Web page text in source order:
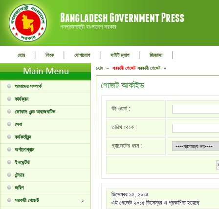
গনপ্রজাতন্ত্রী বাংলাদেশ সরকার
হোম | লিংক | যোগাযোগ | সাইট ম্যাপ | জিজ্ঞাসা |
আমাদের সম্পর্কে
কার্যক্রম
ফোকাস এন্ড অবজেকটিভ
সেবা
কর্মকর্তাবৃন্দ
অর্গানোগ্রাম
ইনভেন্টরি
টেন্ডার
জরিপ
সরকারী গেজেট
হোম » সরকারী গেজেট সরকারী গেজেট »
গেজেট আর্কাইভ
কী-ওয়ার্ড :
তারিখ থেকে :
গ্যাজেটের ধরন :
ডিসেম্বর ১৫, ২০১৫
এই গেজেট ২০১৫ ডিসেম্বর এ প্রকাশিত হয়েছে